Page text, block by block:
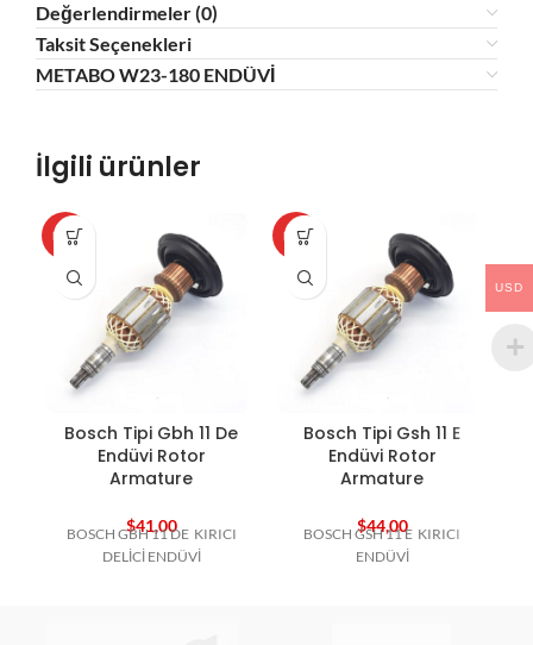
Değerlendirmeler (0)
Taksit Seçenekleri
METABO W23-180 ENDÜVİ
İlgili ürünler
HOT
Bosch Tipi Gbh 11 De
Endüvi Rotor
Armature
$41,00
BOSCH GBH 11 DE KIRICI
DELİCİ ENDÜVİ
HOT
Bosch Tipi Gsh 11 E
Endüvi Rotor
Armature
$44,00
BOSCH GSH 11 E KIRICI
ENDÜVİ
USD